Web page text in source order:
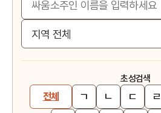
초성검색
전체 ㄱ ㄴ ㄷ ㄹ